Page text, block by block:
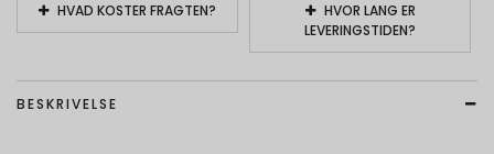
HVAD KOSTER FRAGTEN?
HVOR LANG ER
LEVERINGSTIDEN?
BESKRIVELSE